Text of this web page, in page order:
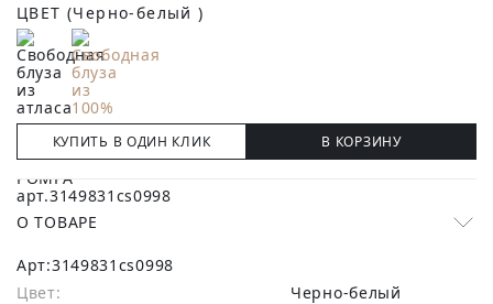
ЦВЕТ (Черно-белый )
КУПИТЬ В ОДИН КЛИК В КОРЗИНУ
О ТОВАРЕ
Арт:3149831cs0998
Цвет:
Черно-белый